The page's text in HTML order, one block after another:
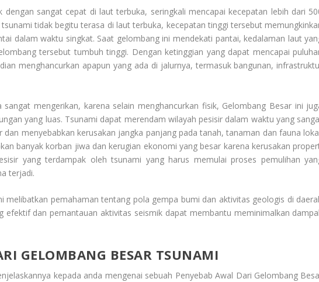
dengan sangat cepat di laut terbuka, seringkali mencapai kecepatan lebih dari
tidak begitu terasa di laut terbuka, kecepatan tinggi tersebut
dalam waktu singkat. Saat gelombang ini mendekati pantai, kedalaman laut
tersebut tumbuh tinggi. Dengan ketinggian yang dapat mencapai
menghancurkan apapun yang ada di jalurnya, termasuk bangunan,
mengerikan, karena selain menghancurkan fisik, Gelombang Besar ini
yang luas. Tsunami dapat merendam wilayah pesisir dalam waktu yang
menyebabkan kerusakan jangka panjang pada tanah, tanaman dan fauna
banyak korban jiwa dan kerugian ekonomi yang besar karena kerusakan
yang terdampak oleh tsunami yang harus memulai proses pemulihan
terjadi.
melibatkan pemahaman tentang pola gempa bumi dan aktivitas geologis di
efektif dan pemantauan aktivitas seismik dapat membantu meminimalkan
GELOMBANG BESAR TSUNAMI
kepada anda mengenai sebuah Penyebab Awal Dari Gelombang